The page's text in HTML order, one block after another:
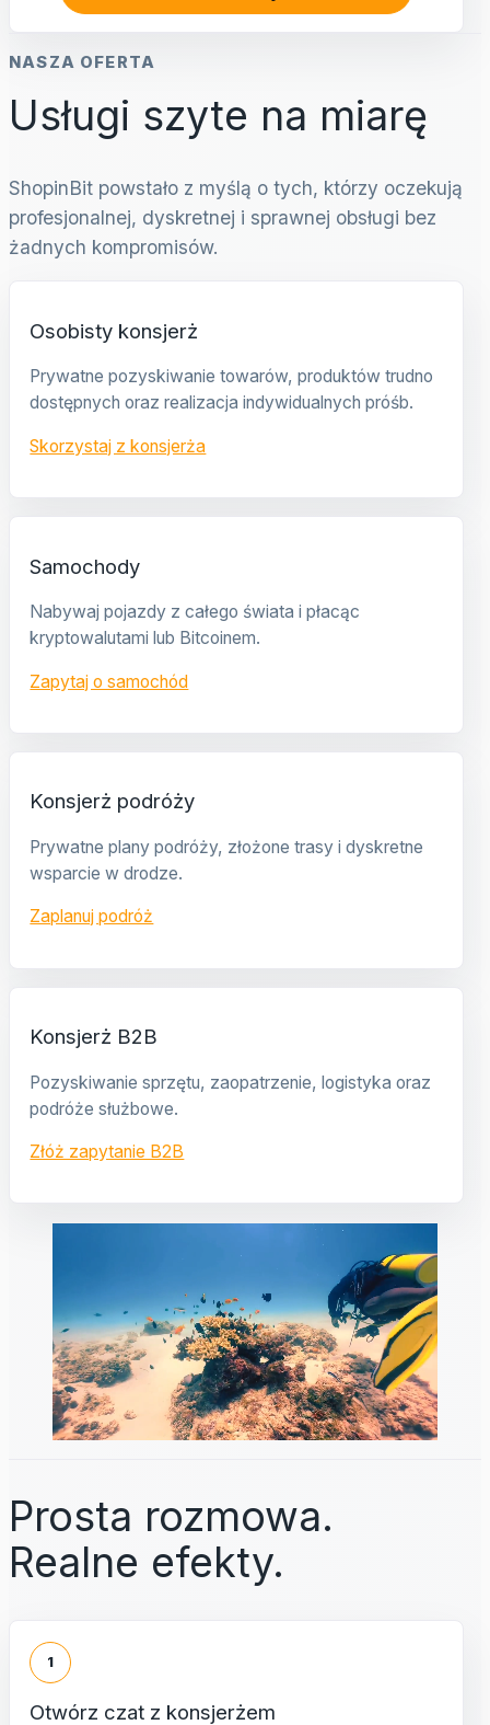
NASZA OFERTA
Usługi szyte na miarę
ShopinBit powstało z myślą o tych, którzy oczekują
profesjonalnej, dyskretnej i sprawnej obsługi bez
żadnych kompromisów.
Osobisty konsjerż
Prywatne pozyskiwanie towarów, produktów trudno
dostępnych oraz realizacja indywidualnych próśb.
Skorzystaj z konsjerża
Samochody
Nabywaj pojazdy z całego świata i płacąc
kryptowalutami lub Bitcoinem.
Zapytaj o samochód
Konsjerż podróży
Prywatne plany podróży, złożone trasy i dyskretne
wsparcie w drodze.
Zaplanuj podróż
Konsjerż B2B
Pozyskiwanie sprzętu, zaopatrzenie, logistyka oraz
podróże służbowe.
Złóż zapytanie B2B
Prosta rozmowa.
Realne efekty.
1
Otwórz czat z konsjerżem